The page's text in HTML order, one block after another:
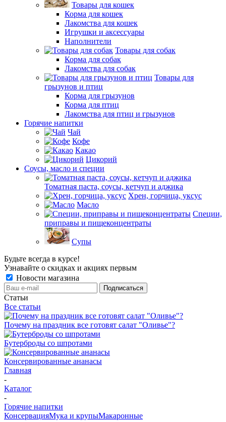
Товары для кошек
Корма для кошек
Лакомства для кошек
Игрушки и аксессуары
Наполнители
Товары для собак
Корма для собак
Лакомства для собак
Товары для
грызунов и птиц
Корма для грызунов
Корма для птиц
Лакомства для птиц и грызунов
Горячие напитки
Чай
Кофе
Какао
Цикорий
Соусы, масло и специи
Томатная паста, соусы, кетчуп и аджика
Хрен, горчица, уксус
Масло
Специи,
приправы и пищеконцентраты
Супы
Будьте всегда в курсе!
Узнавайте о скидках и акциях первым
Новости магазина
Статьи
Все статьи
Почему на праздник все готовят салат "Оливье"?
Бутерброды со шпротами
Консервированные ананасы
Главная
-
Каталог
-
Горячие напитки
КонсервацияМука и крупыМакаронные